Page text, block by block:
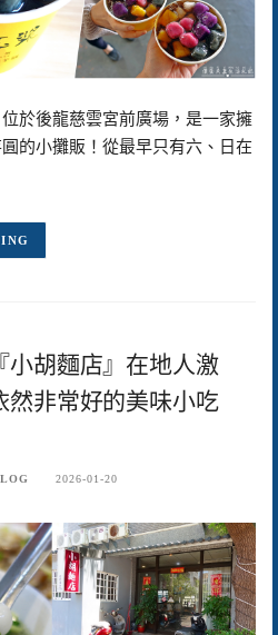
於後龍慈雲宮前廣場，是一家擁
的小攤販！從最早只有六、日在
小胡麵店』在地人激
然非常好的美味小吃
2026-01-20